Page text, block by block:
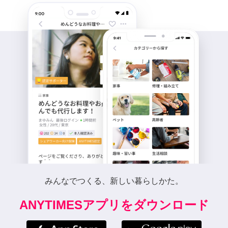
みんなでつくる、新しい暮らしかた。
ANYTIMESアプリをダウンロード